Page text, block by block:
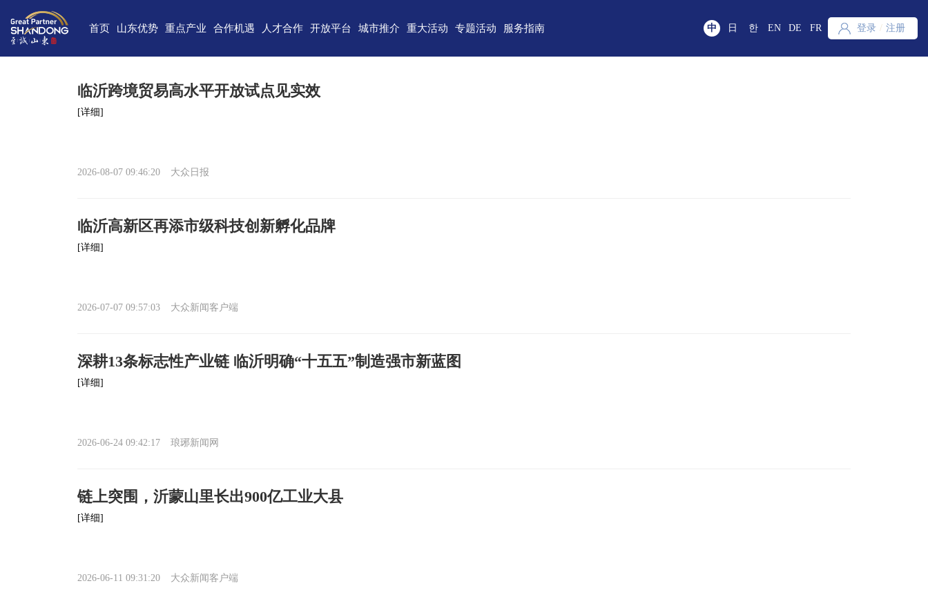
首页 山东优势
独特的区位优势
雄厚的经济基础
完备的产业体系
丰富的人力资源
强大的科技实力
重点产业
新一代信息技术 高端装备
新能源 新材料
合作机遇
合作项目库
重点外资项目跟踪推进平台
人才合作
人才需求
最新招聘
开放平台
中国(山东)自由贸易试验区
高新技术产业开发区
城市推介
济南 青岛
重大活动 专题活动
重点区域招商
服务指南
政务服务
中 日 한 EN DE FR 登录 / 注册
临沂跨境贸易高水平开放试点见实效
[详细]
2026-08-07 09:46:20 大众日报
临沂高新区再添市级科技创新孵化品牌
[详细]
2026-07-07 09:57:03 大众新闻客户端
深耕13条标志性产业链 临沂明确“十五五”制造强市新蓝图
[详细]
2026-06-24 09:42:17 琅琊新闻网
链上突围，沂蒙山里长出900亿工业大县
[详细]
2026-06-11 09:31:20 大众新闻客户端